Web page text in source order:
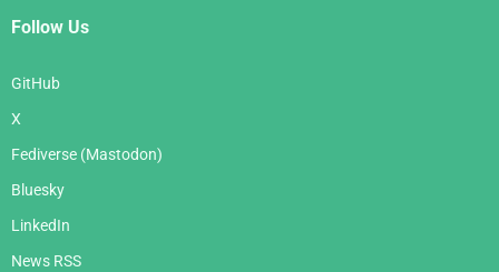
Follow Us
GitHub
X
Fediverse (Mastodon)
Bluesky
LinkedIn
News RSS